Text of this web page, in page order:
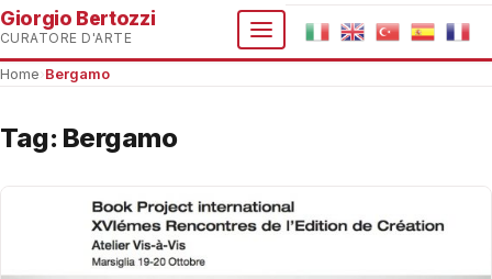
Giorgio Bertozzi
CURATORE D'ARTE
Home Bergamo
Tag: Bergamo